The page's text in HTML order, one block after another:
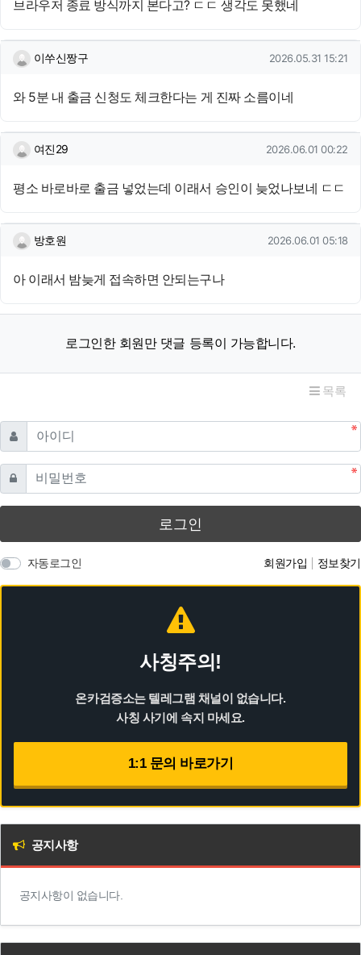
브라우저 종료 방식까지 본다고? ㄷㄷ 생각도 못했네
이쑤신짱구님의 댓글
이쑤신짱구 작성일
2026.05.31 15:21
와 5분 내 출금 신청도 체크한다는 게 진짜 소름이네
여진29님의 댓글
여진29 작성일
2026.06.01 00:22
평소 바로바로 출금 넣었는데 이래서 승인이 늦었나보네 ㄷㄷ
방호원님의 댓글
방호원 작성일
2026.06.01 05:18
아 이래서 밤늦게 접속하면 안되는구나
로그인한 회원만 댓글 등록이 가능합니다.
목록
아이디 필수
비밀번호필수
로그인
자동로그인 회원가입 정보찾기
사칭주의!
온카검증소는 텔레그램 채널이 없습니다.
사칭 사기에 속지 마세요.
1:1 문의 바로가기
공지사항
공지사항이 없습니다.